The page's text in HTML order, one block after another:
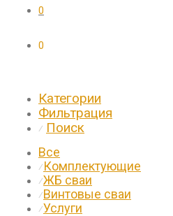
0
0
Категории
Фильтрация
⁄ Поиск
Все
⁄Комплектующие
⁄ЖБ сваи
⁄Винтовые сваи
⁄Услуги